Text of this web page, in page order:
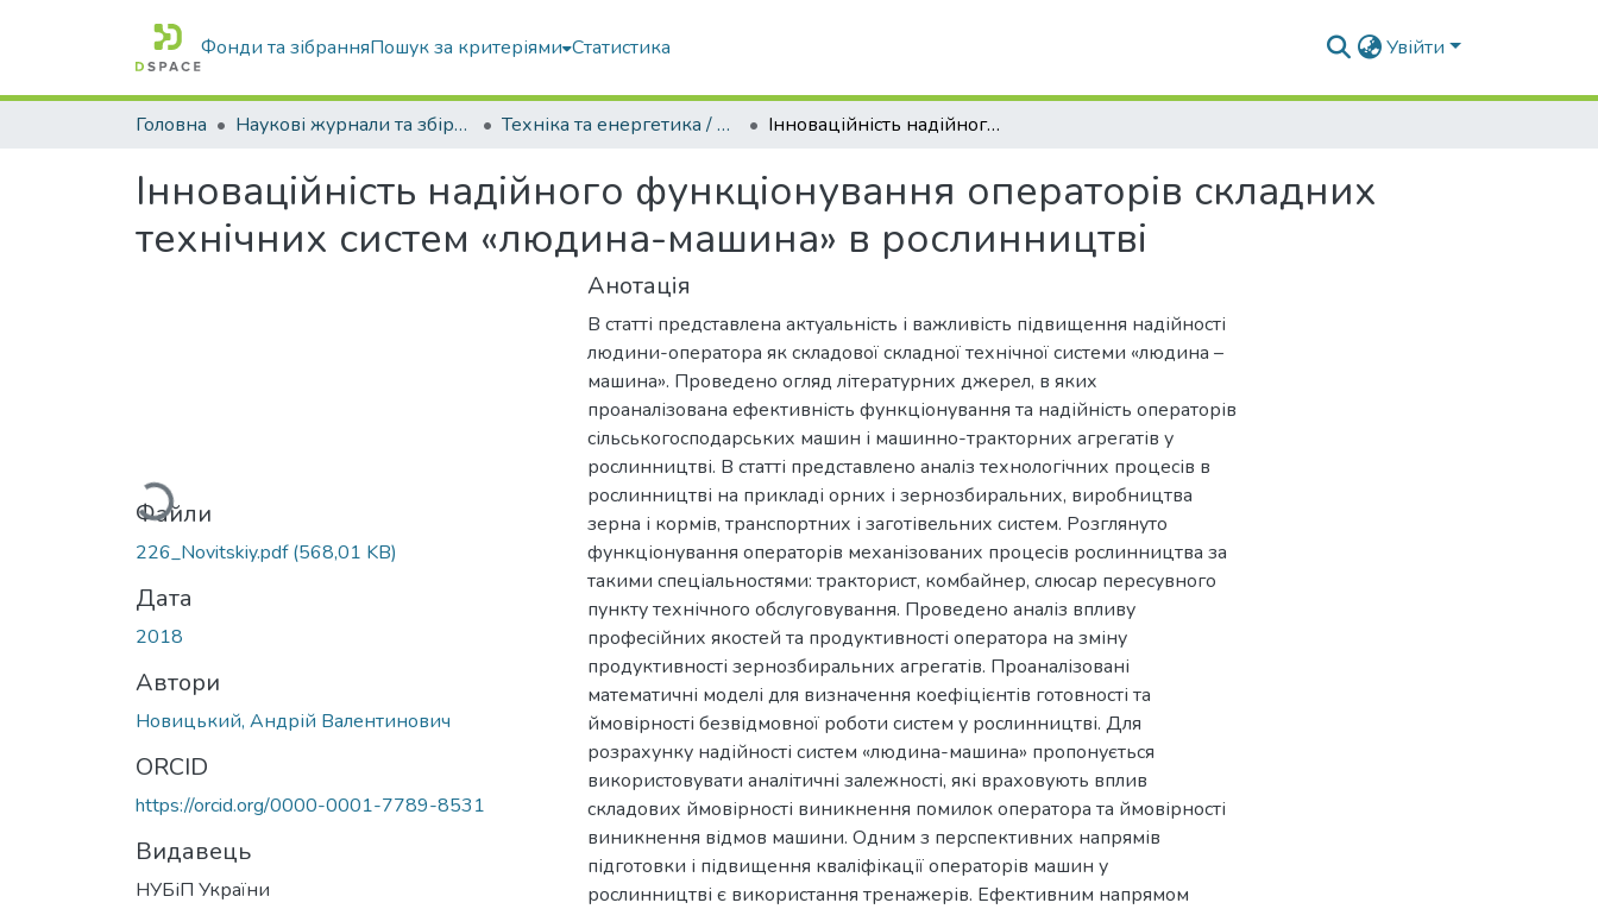
Фонди та зібранняПошук за критеріями Статистика Увійти
Головна Наукові журнали та збірники видань Техніка та енергетика / Machinery & Energetics Інноваційність надійного функціонування операторів складних технічних систем «людина-машина» в рослинництві
Інноваційність надійного функціонування операторів складних
технічних систем «людина-машина» в рослинництві
Вантажиться...
Файли
226_Nоvitskiy.pdf(568,01 KB)
Дата
2018
Автори
Новицький, Андрій Валентинович
ORCID
https://orcid.org/0000-0001-7789-8531
Видавець
НУБіП України
Анотація
В статті представлена актуальність і важливість підвищення надійності
людини-оператора як складової складної технічної системи «людина –
машина». Проведено огляд літературних джерел, в яких
проаналізована ефективність функціонування та надійність операторів
сільськогосподарських машин і машинно-тракторних агрегатів у
рослинництві. В статті представлено аналіз технологічних процесів в
рослинництві на прикладі орних і зернозбиральних, виробництва
зерна і кормів, транспортних і заготівельних систем. Розглянуто
функціонування операторів механізованих процесів рослинництва за
такими спеціальностями: тракторист, комбайнер, слюсар пересувного
пункту технічного обслуговування. Проведено аналіз впливу
професійних якостей та продуктивності оператора на зміну
продуктивності зернозбиральних агрегатів. Проаналізовані
математичні моделі для визначення коефіцієнтів готовності та
ймовірності безвідмовної роботи систем у рослинництві. Для
розрахунку надійності систем «людина-машина» пропонується
використовувати аналітичні залежності, які враховують вплив
складових ймовірності виникнення помилок оператора та ймовірності
виникнення відмов машини. Одним з перспективних напрямів
підготовки і підвищення кваліфікації операторів машин у
рослинництві є використання тренажерів. Ефективним напрямом